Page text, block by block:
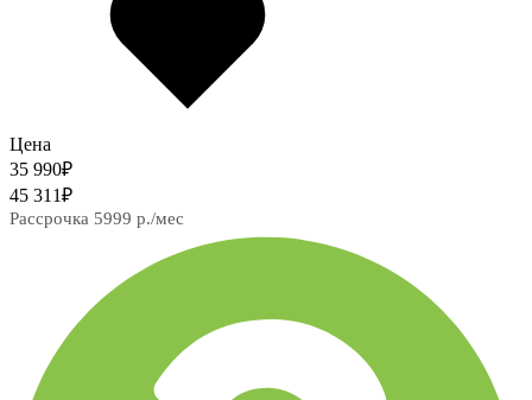
Цена
35 990₽
45 311₽
Рассрочка 5999 р./мес